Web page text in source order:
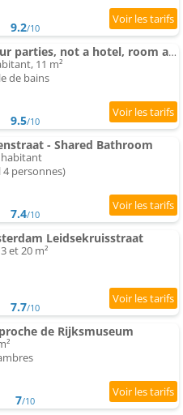
9.2/10
NICOLE, not pour parties, not a hotel, room avec shared bathroom, no Cuisine
11 m²
de bains
9.5/10
- Shared Bathroom
personnes)
7.4/10
Leidsekruisstraat
et 20 m²
7.7/10
de Rijksmuseum
7/10